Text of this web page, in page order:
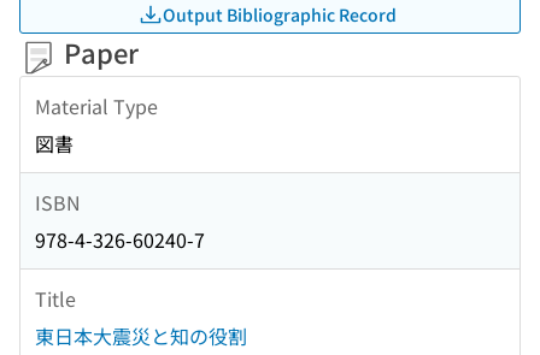
Output Bibliographic Record
Paper
Material Type
図書
ISBN
978-4-326-60240-7
Title
東日本大震災と知の役割